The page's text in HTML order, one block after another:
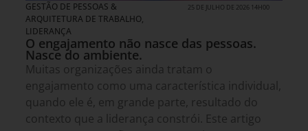
GESTÃO DE PESSOAS &
ARQUITETURA DE TRABALHO,
LIDERANÇA
25 DE JULHO DE 2026 14H00
O engajamento não nasce das pessoas.
Nasce do ambiente.
Muitas organizações ainda tratam o
engajamento como uma característica individual,
quando ele é, em grande parte, resultado do
contexto que a liderança constrói. Este artigo